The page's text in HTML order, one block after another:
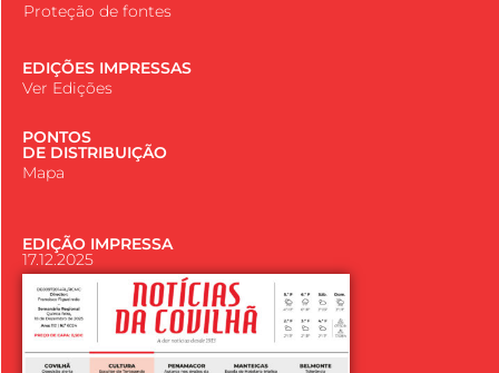
Proteção de fontes
EDIÇÕES IMPRESSAS
Ver Edições
PONTOS
DE DISTRIBUIÇÃO
Mapa
EDIÇÃO IMPRESSA
17.12.2025